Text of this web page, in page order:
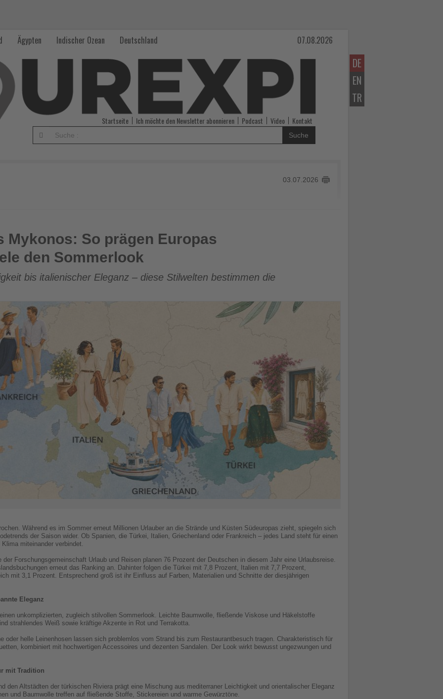
DE
EN
TR
Ägypten Indischer Ozean Deutschland 07.08.2026
Startseite Ich möchte den Newsletter abonnieren Podcast Video Kontakt
Suche
03.07.2026
Europas Lieblingsreiseziele den Sommerlook
Mykonos: So prägen Europas
den Sommerlook
bis italienischer Eleganz – diese Stilwelten bestimmen die
Während es im Sommer erneut Millionen Urlauber an die Strände und Küsten Südeuropas zieht, spiegeln sich
der Saison wider. Ob Spanien, die Türkei, Italien, Griechenland oder Frankreich – jedes Land steht für einen
miteinander verbindet.
der Forschungsgemeinschaft Urlaub und Reisen planen 76 Prozent der Deutschen in diesem Jahr eine Urlaubsreise.
erneut das Ranking an. Dahinter folgen die Türkei mit 7,8 Prozent, Italien mit 7,7 Prozent,
mit 3,1 Prozent. Entsprechend groß ist ihr Einfluss auf Farben, Materialien und Schnitte der diesjährigen
Eleganz
unkomplizierten, zugleich stilvollen Sommerlook. Leichte Baumwolle, fließende Viskose und Häkelstoffe
strahlendes Weiß sowie kräftige Akzente in Rot und Terrakotta.
oder helle Leinenhosen lassen sich problemlos vom Strand bis zum Restaurantbesuch tragen. Charakteristisch für
kombiniert mit hochwertigen Accessoires und dezenten Sandalen. Der Look wirkt bewusst ungezwungen und
mit Tradition
den Altstädten der türkischen Riviera prägt eine Mischung aus mediterraner Leichtigkeit und orientalischer Eleganz
und Baumwolle treffen auf fließende Stoffe, Stickereien und warme Gewürztöne.